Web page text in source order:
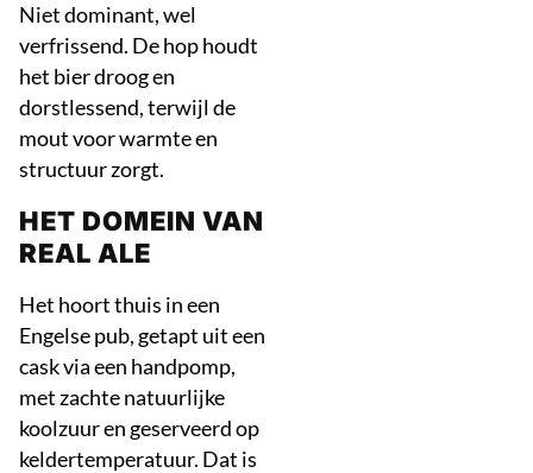
Niet dominant, wel
verfrissend. De hop houdt
het bier droog en
dorstlessend, terwijl de
mout voor warmte en
structuur zorgt.
HET DOMEIN VAN
REAL ALE
Het hoort thuis in een
Engelse pub, getapt uit een
cask via een handpomp,
met zachte natuurlijke
koolzuur en geserveerd op
keldertemperatuur. Dat is